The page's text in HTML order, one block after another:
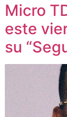
Micro
este
su